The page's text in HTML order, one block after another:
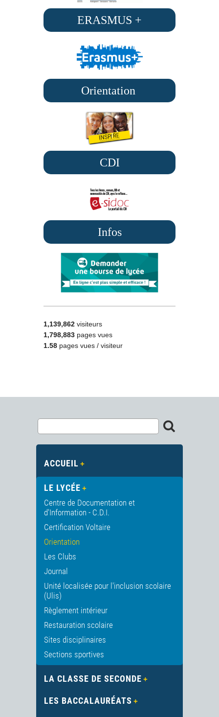
ACCUEIL
LE LYCÉE
Centre de Documentation et
d'Information - C.D.I.
Certification Voltaire
Orientation
Les Clubs
Journal
Unité localisée pour l'inclusion scolaire
(Ulis)
Règlement intérieur
Restauration scolaire
Sites disciplinaires
Sections sportives
LA CLASSE DE SECONDE
LES BACCALAURÉATS
ERASMUS +
Orientation
CDI
Infos
1,139,862 visiteurs
1,798,883 pages vues
1.58 pages vues / visiteur